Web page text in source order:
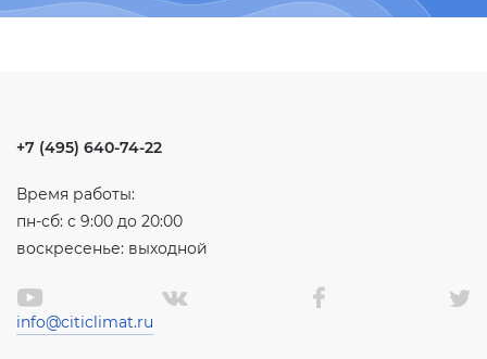
+7 (495) 640-74-22
Время работы:
пн-сб: с 9:00 до 20:00
воскресенье: выходной
info@citiclimat.ru